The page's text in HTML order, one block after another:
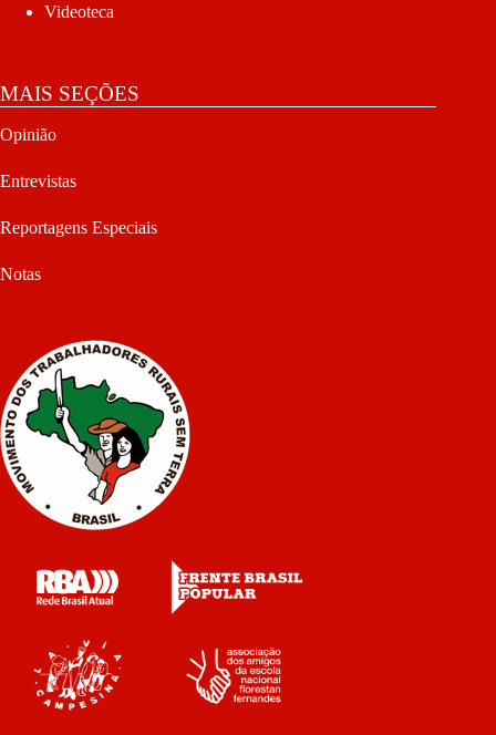
Videoteca
MAIS SEÇÕES
Opinião
Entrevistas
Reportagens Especiais
Notas